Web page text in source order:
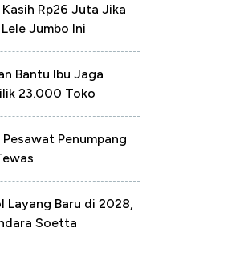
Rp26 Juta Jika
Jumbo Ini
Bantu Ibu Jaga
23.000 Toko
Penumpang
Layang Baru di 2028,
Soetta